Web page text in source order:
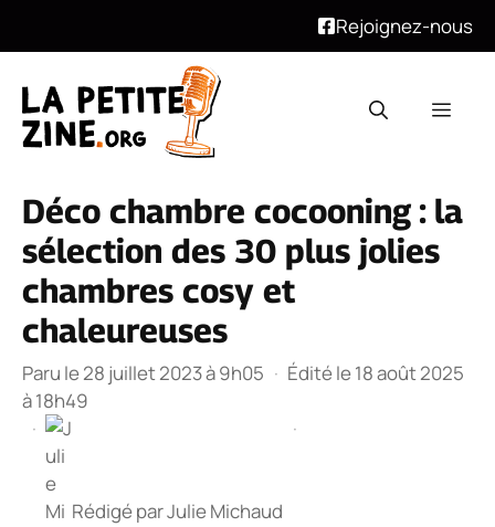
Rejoignez-nous
contenu
Déco chambre cocooning : la
sélection des 30 plus jolies
chambres cosy et
chaleureuses
Paru le 28 juillet 2023 à 9h05 · Édité le 18 août 2025
à 18h49
·
Rédigé parJulie Michaud
·